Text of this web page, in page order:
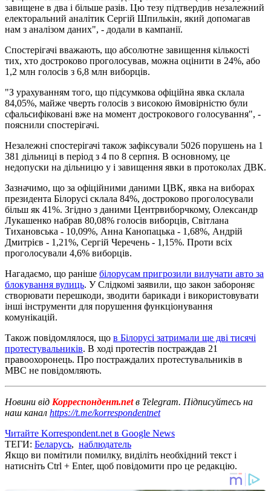
завищене в два і більше разів. Цю тезу підтвердив незалежний
електоральний аналітик Сергій Шпилькін, який допомагав
нам з аналізом даних", - додали в кампанії.
Спостерігачі вважають, що абсолютне завищення кількості
тих, хто достроково проголосував, можна оцінити в 24%, або
1,2 млн голосів з 6,8 млн виборців.
"З урахуванням того, що підсумкова офіційна явка склала
84,05%, майже чверть голосів з високою ймовірністю були
сфальсифіковані вже на момент дострокового голосування", -
пояснили спостерігачі.
Незалежні спостерігачі також зафіксували 5026 порушень на 1
381 дільниці в період з 4 по 8 серпня. В основному, це
недопуски на дільницю у і завищення явки в протоколах ДВК.
Зазначимо, що за офіційними даними ЦВК, явка на виборах
президента Білорусі склала 84%, достроково проголосували
більш як 41%. Згідно з даними Центрвиборчкому, Олександр
Лукашенко набрав 80,08% голосів виборців, Світлана
Тихановська - 10,09%, Анна Канопацька - 1,68%, Андрій
Дмитрієв - 1,21%, Сергій Черечень - 1,15%. Проти всіх
проголосували 4,6% виборців.
Нагадаємо, що раніше білорусам пригрозили вилучати авто за
блокування вулиць. У Слідкомі заявили, що закон забороняє
створювати перешкоди, зводити барикади і використовувати
інші інструменти для порушення функціонування
комунікацій.
Також повідомлялося, що в Білорусі затримали ще дві тисячі
протестувальників. В ході протестів постраждав 21
правоохоронець. Про постраждалих протестувальників в
МВС не повідомляють.
Новини від Корреспондент.netв Telegram. Підписуйтесь на
наш канал https://t.me/korrespondentnet
Читайте Korrespondent.net в Google News
ТЕГИ: Беларусь, наблюдатель
Якщо ви помітили помилку, виділіть необхідний текст і
натисніть Ctrl + Enter, щоб повідомити про це редакцію.